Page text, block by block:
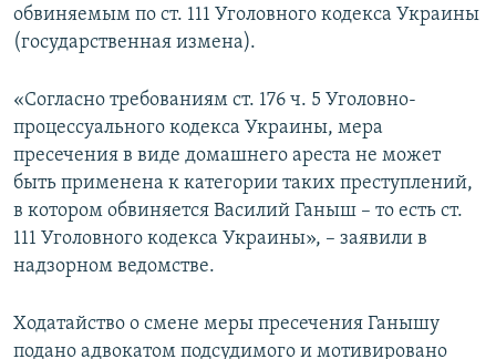
обвиняемым по ст. 111 Уголовного кодекса Украины
(государственная измена).
«Согласно требованиям ст. 176 ч. 5 Уголовно-
процессуального кодекса Украины, мера
пресечения в виде домашнего ареста не может
быть применена к категории таких преступлений,
в котором обвиняется Василий Ганыш – то есть ст.
111 Уголовного кодекса Украины», – заявили в
надзорном ведомстве.
Ходатайство о смене меры пресечения Ганышу
подано адвокатом подсудимого и мотивировано